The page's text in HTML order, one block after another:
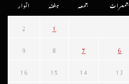
جمعرات جمعہ ہفتہ اتوار
1
2
6
7
8
9
13
14
15
16